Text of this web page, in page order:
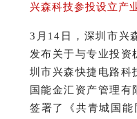
兴森科技参投设立产
3月14日，深圳市兴
发布关于与专业投资
圳市兴森快捷电路科
国能金汇资产管理有
签署了《共青城国